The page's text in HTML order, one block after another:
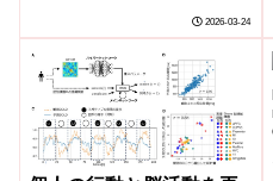
2026-03-24